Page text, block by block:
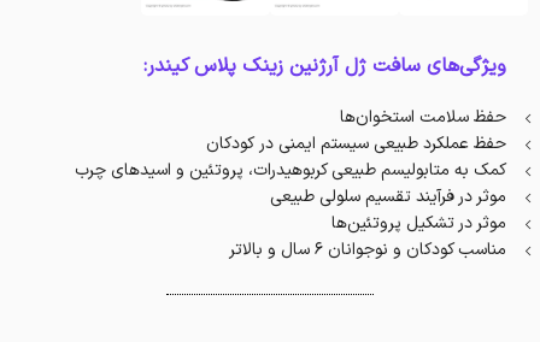
ویژگی‌های سافت ژل آرژنین زینک پلاس کیندر:
حفظ سلامت استخوان‌ها
حفظ عملکرد طبیعی سیستم ایمنی در کودکان
کمک به متابولیسم طبیعی کربوهیدرات، پروتئین و اسیدهای چرب
موثر در فرآیند تقسیم سلولی طبیعی
موثر در تشکیل پروتئین‌ها
مناسب کودکان و نوجوانان 6 سال و بالاتر